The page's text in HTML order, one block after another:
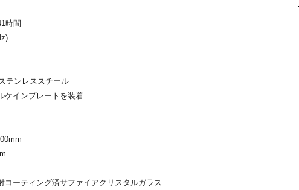
時間
テンレススチール
ケインプレートを装着
コーティング済サファイアクリスタルガラス